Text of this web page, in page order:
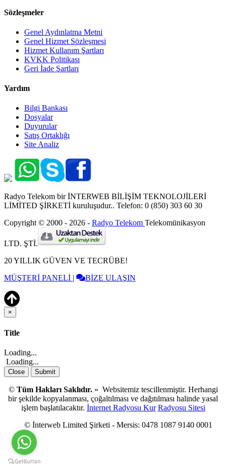
Sözleşmeler
Genel Aydınlatma Metni
Genel Hizmet Sözleşmesi
Hizmet Kullanım Şartları
KVKK Politikası
Geri İade Şartları
Yardım
Bilgi Bankası
Dosyalar
Duyurular
Satış Ortaklığı
Site Analiz
Radyo Telekom bir İNTERWEB BİLİŞİM TEKNOLOJİLERİ
LİMİTED ŞİRKETİ kuruluşudur.. Telefon: 0 (850) 303 60 30
Copyright © 2000 - 2026 - Radyo Telekom Telekomünikasyon
LTD. ŞTİ.
20 YILLIK GÜVEN VE TECRÜBE!
MÜŞTERİ PANELİ | BİZE ULAŞIN
×
Close
Title
Loading...
Loading...
Close Submit
© Tüm Hakları Saklıdır.» Websitemiz tescillenmiştir. Herhangi
bir şekilde kopyalanması, çoğaltılması ve dağıtılması halinde yasal
işlem başlatılacaktır. İnternet Radyosu Kur Radyosu Sitesi
© İnterweb Limited Şirketi - Mersis: 0478 1087 9140 0001